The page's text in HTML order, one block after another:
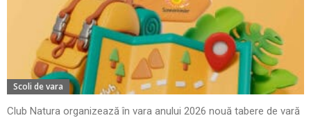
Scoli de vara
Club Natura organizează în vara anului 2026 nouă tabere de vară